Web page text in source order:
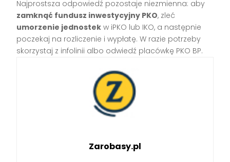
Najprostsza odpowiedź pozostaje niezmienna: aby
zamknąć fundusz inwestycyjny PKO, zleć
umorzenie jednostek w iPKO lub IKO, a następnie
poczekaj na rozliczenie i wypłatę. W razie potrzeby
skorzystaj z infolinii albo odwiedź placówkę PKO BP.
Zarobasy.pl